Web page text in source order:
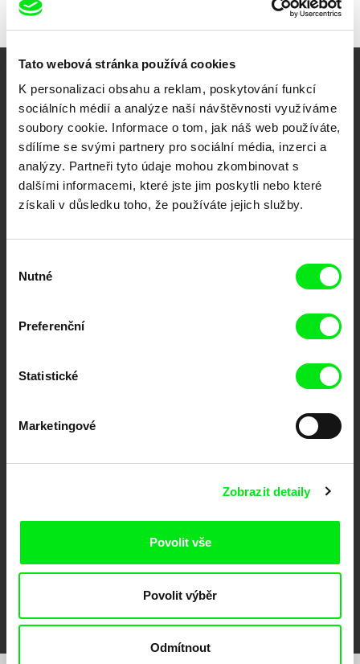
Tato webová stránka používá cookies
K personalizaci obsahu a reklam, poskytování funkcí
sociálních médií a analýze naší návštěvnosti využíváme
soubory cookie. Informace o tom, jak náš web používáte,
sdílíme se svými partnery pro sociální média, inzerci a
analýzy. Partneři tyto údaje mohou zkombinovat s
dalšími informacemi, které jste jim poskytli nebo které
získali v důsledku toho, že používáte jejich služby.
souhlasu
Nutné
Preferenční
Statistické
Marketingové
Zobrazit detaily
Povolit vše
Povolit výběr
Odmítnout
Vaše online
dokumentární kino
Nové festivalové filmy
každý týden
festivalů dokumentárního filmu sdružených do Doc Alliance. Naším cílem je
DOK Leipzig
MFDF Ji.hlava